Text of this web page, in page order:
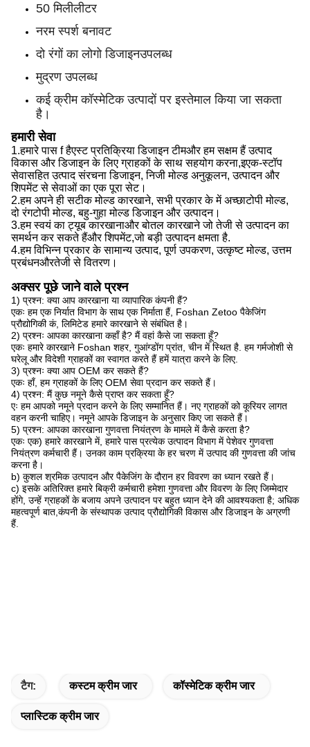
50 मिलीलीटर
नरम स्पर्श बनावट
दो रंगों का लोगो डिजाइनउपलब्ध
मुद्रण उपलब्ध
कई क्रीम कॉस्मेटिक उत्पादों पर इस्तेमाल किया जा सकता
है।
हमारी सेवा
1.हमारे पास f हैएस्ट प्रतिक्रिया डिजाइन टीमऔर हम सक्षम हैं उत्पाद
विकास और डिजाइन के लिए ग्राहकों के साथ सहयोग करना,इएक-स्टॉप
सेवासहित उत्पाद संरचना डिजाइन, निजी मोल्ड अनुकूलन, उत्पादन और
शिपमेंट से सेवाओं का एक पूरा सेट।
2.हम अपने ही सटीक मोल्ड कारखाने, सभी प्रकार के में अच्छाटोपी मोल्ड,
दो रंगटोपी मोल्ड, बहु-गुहा मोल्ड डिजाइन और उत्पादन।
3.हम स्वयं का ट्यूब कारखानाऔर बोतल कारखाने जो तेजी से उत्पादन का
समर्थन कर सकते हैंऔर शिपमेंट,जो बड़ी उत्पादन क्षमता है.
4.हम विभिन्न प्रकार के सामान्य उत्पाद, पूर्ण उपकरण, उत्कृष्ट मोल्ड, उत्तम
प्रबंधनऔरतेजी से वितरण।
अक्सर पूछे जाने वाले प्रश्न
1) प्रश्न: क्या आप कारखाना या व्यापारिक कंपनी हैं?
एकः हम एक निर्यात विभाग के साथ एक निर्माता हैं, Foshan Zetoo पैकेजिंग
प्रौद्योगिकी कं, लिमिटेड हमारे कारखाने से संबंधित है।
2) प्रश्नः आपका कारखाना कहाँ है? मैं वहां कैसे जा सकता हूँ?
एकः हमारे कारखाने Foshan शहर, गुआंग्डोंग प्रांत, चीन में स्थित है. हम गर्मजोशी से
घरेलू और विदेशी ग्राहकों का स्वागत करते हैं हमें यात्रा करने के लिए.
3) प्रश्नः क्या आप OEM कर सकते हैं?
एकः हाँ, हम ग्राहकों के लिए OEM सेवा प्रदान कर सकते हैं।
4) प्रश्न: मैं कुछ नमूने कैसे प्राप्त कर सकता हूँ?
एः हम आपको नमूने प्रदान करने के लिए सम्मानित हैं। नए ग्राहकों को कूरियर लागत
वहन करनी चाहिए। नमूने आपके डिजाइन के अनुसार किए जा सकते हैं।
5) प्रश्न: आपका कारखाना गुणवत्ता नियंत्रण के मामले में कैसे करता है?
एकः एक) हमारे कारखाने में, हमारे पास प्रत्येक उत्पादन विभाग में पेशेवर गुणवत्ता
नियंत्रण कर्मचारी हैं। उनका काम प्रक्रिया के हर चरण में उत्पाद की गुणवत्ता की जांच
करना है।
b) कुशल श्रमिक उत्पादन और पैकेजिंग के दौरान हर विवरण का ध्यान रखते हैं।
c) इसके अतिरिक्त हमारे बिक्री कर्मचारी हमेशा गुणवत्ता और विवरण के लिए जिम्मेदार
होंगे, उन्हें ग्राहकों के बजाय अपने उत्पादन पर बहुत ध्यान देने की आवश्यकता है; अधिक
महत्वपूर्ण बात,कंपनी के संस्थापक उत्पाद प्रौद्योगिकी विकास और डिजाइन के अग्रणी
हैं.
टैग: कस्टम क्रीम जार कॉस्मेटिक क्रीम जार
प्लास्टिक क्रीम जार